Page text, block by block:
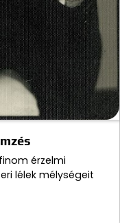
érzelmi
lélek mélységeit